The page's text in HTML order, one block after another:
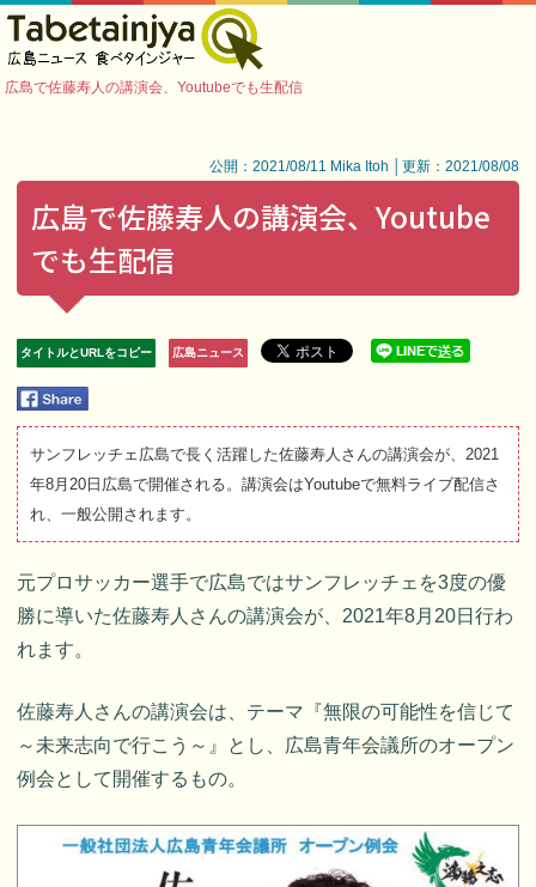
広島で佐藤寿人の講演会、Youtubeでも生配信
公開：2021/08/11 Mika Itoh │更新：2021/08/08
広島で佐藤寿人の講演会、Youtube
でも生配信
タイトルとURLをコピー 広島ニュース
サンフレッチェ広島で長く活躍した佐藤寿人さんの講演会が、2021
年8月20日広島で開催される。講演会はYoutubeで無料ライブ配信さ
れ、一般公開されます。
元プロサッカー選手で広島ではサンフレッチェを3度の優
勝に導いた佐藤寿人さんの講演会が、2021年8月20日行わ
れます。
佐藤寿人さんの講演会は、テーマ『無限の可能性を信じて
～未来志向で行こう～』とし、広島青年会議所のオープン
例会として開催するもの。